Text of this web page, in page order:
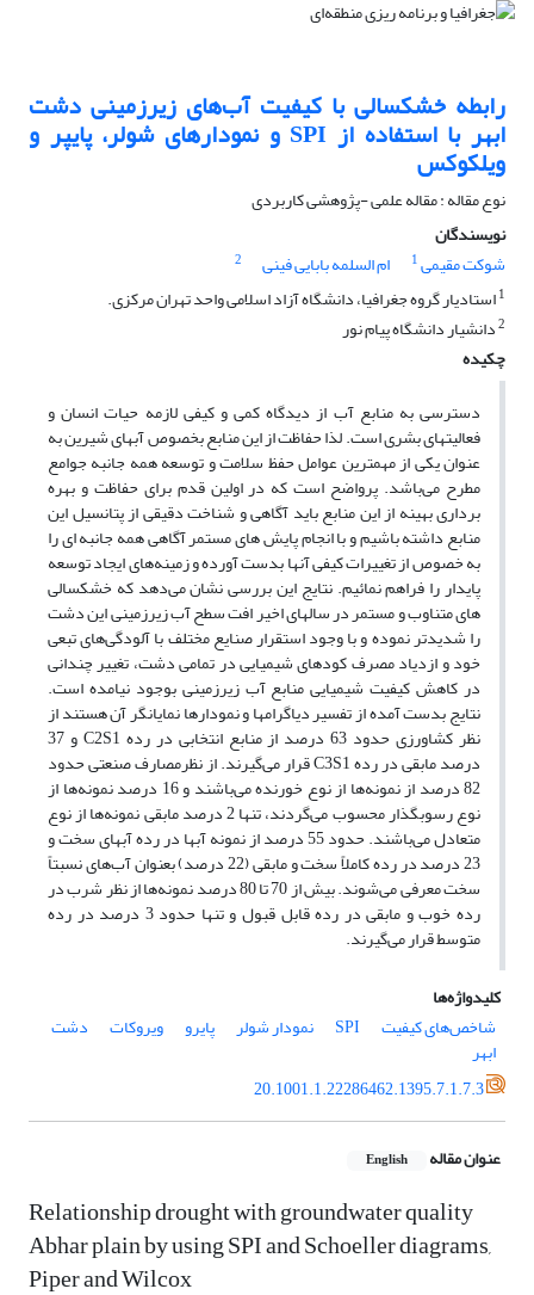
رابطه خشکسالی با کیفیت آب‌های زیرزمینی دشت
ابهر با استفاده از SPI و نمودارهای شولر، پایپر و
ویلکوکس
نوع مقاله : مقاله علمی -پژوهشی کاربردی
نویسندگان
شوکت مقیمی1 ام السلمه بابایی فینی
2
1استادیار گروه جغرافیا، دانشگاه آزاد اسلامی واحد تهران مرکزی.
2دانشیار دانشگاه پیام نور
چکیده
دسترسی به منابع آب از دیدگاه کمی و کیفی لازمه حیات انسان و
فعالیتهای بشری است. لذا حفاظت از این منابع بخصوص آبهای شیرین به
عنوان یکی از مهمترین عوامل حفظ سلامت و توسعه همه جانبه جوامع
مطرح می‌باشد. پرواضح است که در اولین قدم برای حفاظت و بهره
برداری بهینه از این منابع باید آگاهی و شناخت دقیقی از پتانسیل این
منابع داشته باشیم و با انجام پایش های مستمر آگاهی همه جانبه ای را
به خصوص از تغییرات کیفی آنها بدست آورده و زمینه‌های ایجاد توسعه
پایدار را فراهم نمائیم. نتایج این بررسی نشان می‌دهد که خشکسالی
های متناوب و مستمر در سالهای اخیر افت سطح آب زیرزمینی این دشت
را شدیدتر نموده و با وجود استقرار صنایع مختلف با آلودگی‌های تبعی
خود و ازدیاد مصرف کودهای شیمیایی در تمامی دشت، تغییر چندانی
در کاهش کیفیت شیمیایی منابع آب زیرزمینی بوجود نیامده است.
نتایج بدست آمده از تفسیر دیاگرامها و نمودارها نمایانگر آن هستند از
نظر کشاورزی حدود 63 درصد از منابع انتخابی در رده C2S1 و 37
درصد مابقی در رده C3S1 قرار می‌گیرند. از نظرمصارف صنعتی حدود
82 درصد از نمونه‌ها از نوع خورنده می‌باشند و 16 درصد نمونه‌ها از
نوع رسوبگذار محسوب می‌گردند، تنها 2 درصد مابقی نمونه‌ها از نوع
متعادل می‌باشند. حدود 55 درصد از نمونه آبها در رده آبهای سخت و
23 درصد در رده کاملاً سخت و مابقی (22 درصد) بعنوان آب‌های نسبتاً
سخت معرفی می‌شوند. بیش از 70 تا 80 درصد نمونه‌ها از نظر شرب در
رده خوب و مابقی در رده قابل قبول و تنها حدود 3 درصد در رده
متوسط قرار می‌گیرند.
کلیدواژه‌ها
شاخص‌های کیفیت
SPI نمودار شولر پایرو ویروکات دشت
ابهر
20.1001.1.22286462.1395.7.1.7.3
عنوان مقاله English
Relationship drought with groundwater quality
Abhar plain by using SPI and Schoeller diagrams,
Piper and Wilcox